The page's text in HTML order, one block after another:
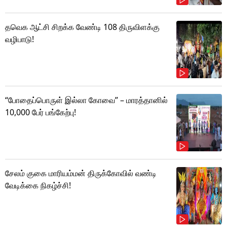
தவெக ஆட்சி சிறக்க வேண்டி 108 திருவிளக்கு
வழிபாடு!
“போதைப்பொருள் இல்லா கோவை” – மாரத்தானில்
10,000 பேர் பங்கேற்பு!
சேலம் குகை மாரியம்மன் திருக்கோவில் வண்டி
வேடிக்கை நிகழ்ச்சி!